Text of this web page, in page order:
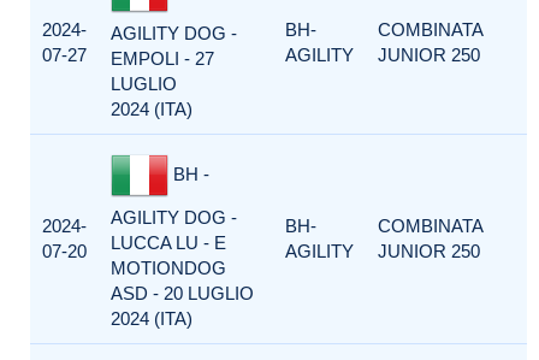
2024-
07-27
AGILITY DOG -
EMPOLI - 27
LUGLIO
2024 (ITA)
BH-
AGILITY
COMBINATA
JUNIOR 250
2024-
07-20
BH -
AGILITY DOG -
LUCCA LU - E
MOTIONDOG
ASD - 20 LUGLIO
2024 (ITA)
BH-
AGILITY
COMBINATA
JUNIOR 250